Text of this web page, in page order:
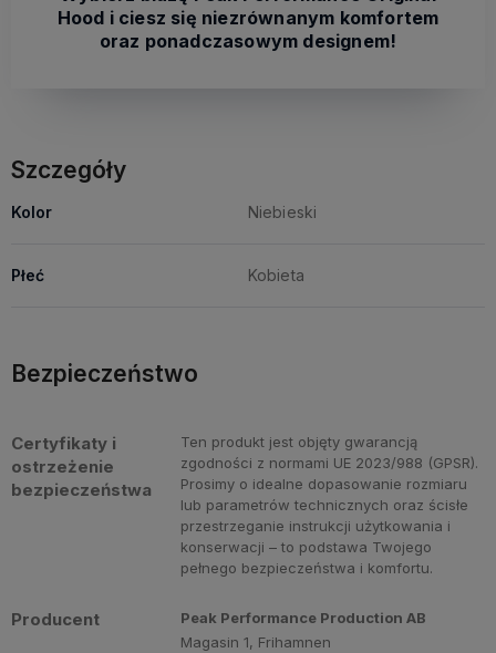
Hood i ciesz się niezrównanym komfortem
oraz ponadczasowym designem!
Szczegóły
Kolor Niebieski
Płeć Kobieta
Bezpieczeństwo
Certyfikaty i
ostrzeżenie
bezpieczeństwa
Ten produkt jest objęty gwarancją
zgodności z normami UE 2023/988 (GPSR).
Prosimy o idealne dopasowanie rozmiaru
lub parametrów technicznych oraz ścisłe
przestrzeganie instrukcji użytkowania i
konserwacji – to podstawa Twojego
pełnego bezpieczeństwa i komfortu.
Producent
Peak Performance Production AB
Magasin 1, Frihamnen